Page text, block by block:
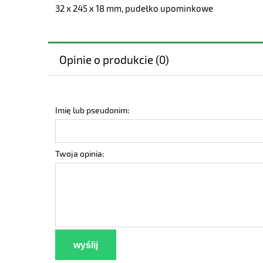
32 x 245 x 18 mm, pudełko upominkowe
Opinie o produkcie (0)
Imię lub pseudonim:
Twoja opinia:
wyślij